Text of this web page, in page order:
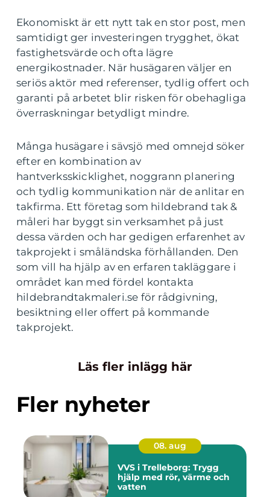
Ekonomiskt är ett nytt tak en stor post, men
samtidigt ger investeringen trygghet, ökat
fastighetsvärde och ofta lägre
energikostnader. När husägaren väljer en
seriös aktör med referenser, tydlig offert och
garanti på arbetet blir risken för obehagliga
överraskningar betydligt mindre.
Många husägare i sävsjö med omnejd söker
efter en kombination av
hantverksskicklighet, noggrann planering
och tydlig kommunikation när de anlitar en
takfirma. Ett företag som hildebrand tak &
måleri har byggt sin verksamhet på just
dessa värden och har gedigen erfarenhet av
takprojekt i småländska förhållanden. Den
som vill ha hjälp av en erfaren takläggare i
området kan med fördel kontakta
hildebrandtakmaleri.se för rådgivning,
besiktning eller offert på kommande
takprojekt.
Läs fler inlägg här
Fler nyheter
08. aug
VVS i Trelleborg: Trygg
hjälp med rör, värme och
vatten